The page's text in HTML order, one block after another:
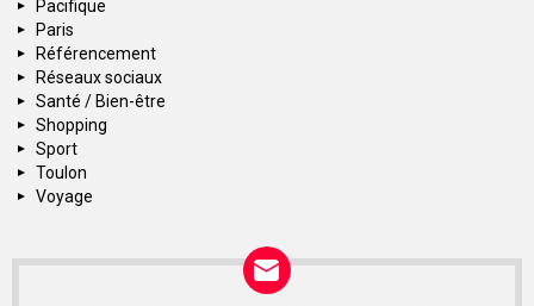
Pacifique
Paris
Référencement
Réseaux sociaux
Santé / Bien-être
Shopping
Sport
Toulon
Voyage